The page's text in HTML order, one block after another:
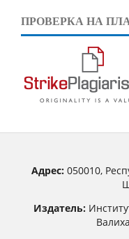
ПРОВЕРКА НА
Адрес:050010,
Издатель: